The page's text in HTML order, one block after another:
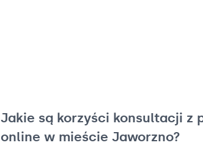
Jakie są korzyści konsultacji z
online w mieście Jaworzno?